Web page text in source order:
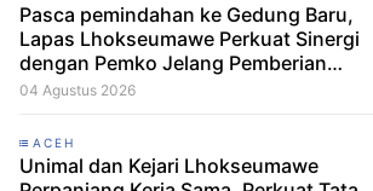
Pasca pemindahan ke Gedung Baru,
Lapas Lhokseumawe Perkuat Sinergi
dengan Pemko Jelang Pemberian
Remisi HUT RI
04 Agustus 2026
ACEH
Unimal dan Kejari Lhokseumawe